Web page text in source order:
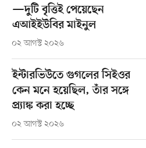
—দুটি বৃত্তিই পেয়েছেন
এআইইউবির মাইনুল
০২ আগস্ট ২০২৬
ইন্টারভিউতে গুগলের সিইওর
কেন মনে হয়েছিল, তাঁর সঙ্গে
প্র্যাঙ্ক করা হচ্ছে
০২ আগস্ট ২০২৬